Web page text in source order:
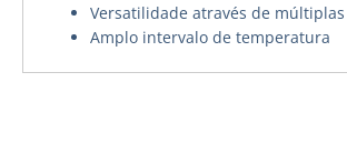
Versatilidade através de
Amplo intervalo de temperatura